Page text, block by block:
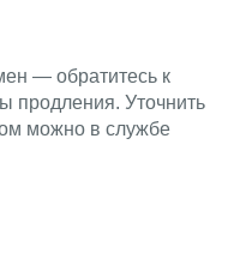
— обратитесь к
продления. Уточнить
можно в службе